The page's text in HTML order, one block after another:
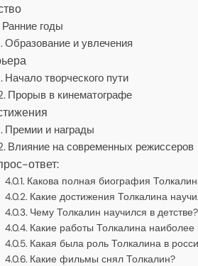
Ранние годы
Образование и увлечения
Начало творческого пути
Прорыв в кинематографе
Премии и награды
Влияние на современных режиссеров
ответ:
Какова полная биография
Какие достижения Толкалина
Чему Толкалин научился в детстве?
Какие работы Толкалина наиболее
Какая была роль Толкалина в
Какие фильмы снял Толкалин?